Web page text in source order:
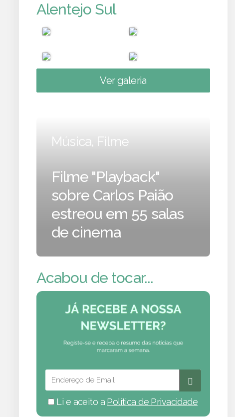
Alentejo Sul
Ver galeria
Música, Filme
Filme "Playback"
sobre Carlos Paião
estreou em 55 salas
de cinema
Acabou de tocar...
Li e aceito a Política de Privacidade